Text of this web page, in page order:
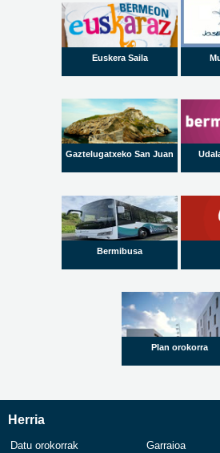
Euskera Saila
Gaztelugatxeko San Juan
Bermibusa
Plan orokorra
Herria
Datu orokorrak
Garraioa